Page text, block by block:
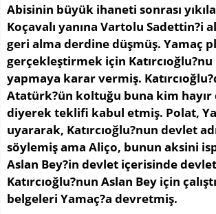
Abisinin büyük ihaneti sonrası
Koçavalı yanına Vartolu Sadettin?i
geri alma derdine düşmüş. Yamaç
gerçekleştirmek için Katırcıoğlu?nu
yapmaya karar vermiş.
Atatürk?ün koltuğu buna kim
diyerek teklifi kabul etmiş. Polat,
uyararak, Katırcıoğlu?nun devlet
söylemiş ama Aliço, bunun aksini
Aslan Bey?in devlet içerisinde
Katırcıoğlu?nun Aslan Bey için
belgeleri Yamaç?a devretmiş.